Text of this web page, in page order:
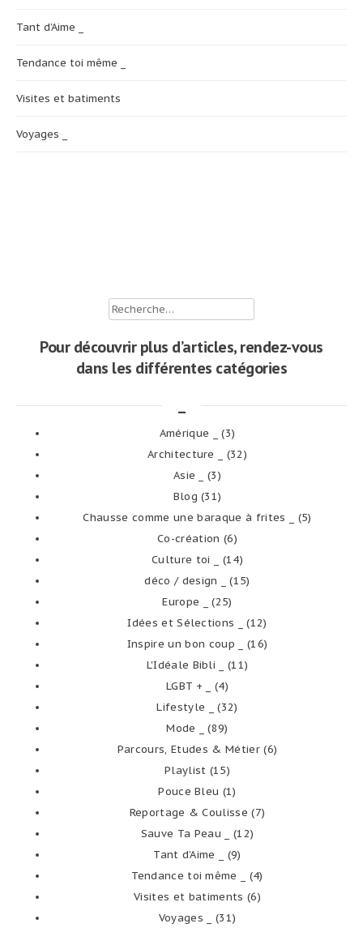
Tant d’Aime _
Tendance toi même _
Visites et batiments
Voyages _
Rechercher :
Pour découvrir plus d’articles, rendez-vous
dans les différentes catégories
Amérique _
(3)
Architecture _
(32)
Asie _
(3)
Blog (31)
Chausse comme une baraque à frites _
(5)
Co-création (6)
Culture toi _
(14)
déco / design _
(15)
Europe _
(25)
Idées et Sélections _
(12)
Inspire un bon coup _
(16)
L'Idéale Bibli _
(11)
LGBT + _
(4)
Lifestyle _
(32)
Mode _
(89)
Parcours, Etudes & Métier(6)
Playlist (15)
Pouce Bleu (1)
Reportage & Coulisse (7)
Sauve Ta Peau _
(12)
Tant d’Aime _
(9)
Tendance toi même _
(4)
Visites et batiments (6)
Voyages _
(31)